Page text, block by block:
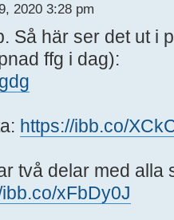
2020 3:28 pm
Så här ser det ut i
ffg i dag):
https://ibb.co/
två delar med alla
ibb.co/xFbDy0J